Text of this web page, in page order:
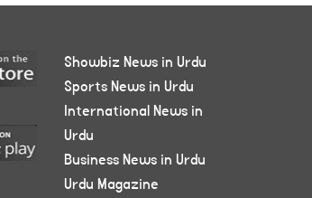
Showbiz News in Urdu
Sports News in Urdu
International News in
Urdu
Business News in Urdu
Urdu Magazine